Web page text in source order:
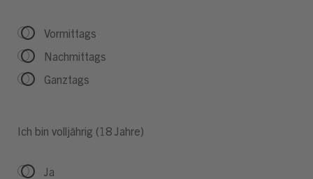
Vormittags
Nachmittags
Ganztags
Ich bin volljährig (18 Jahre)
Ja